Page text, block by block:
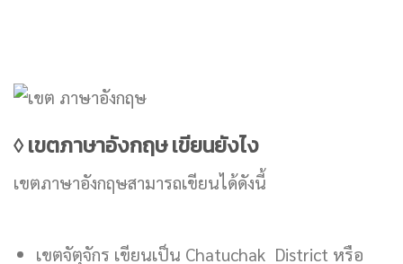
◊ เขตภาษาอังกฤษ เขียนยังไง
เขตภาษาอังกฤษสามารถเขียนได้ดังนี้
เขตจัตุจักร เขียนเป็น Chatuchak District หรือ